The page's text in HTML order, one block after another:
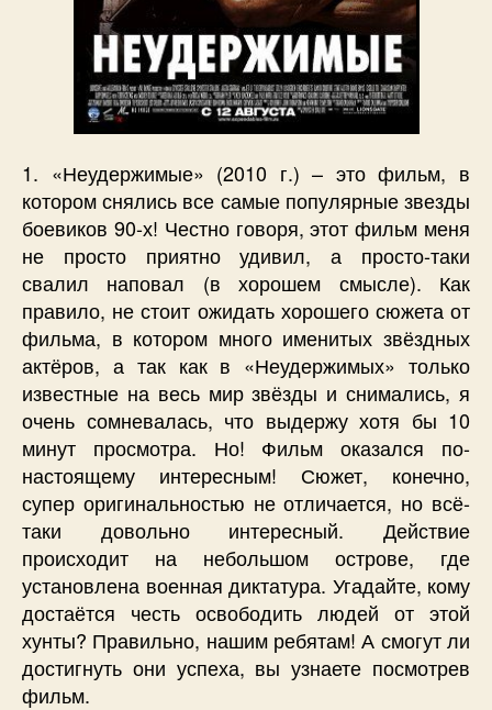
1. «Неудержимые» (2010 г.) – это фильм, в
котором снялись все самые популярные звезды
боевиков 90-х! Честно говоря, этот фильм меня
не просто приятно удивил, а просто-таки
свалил наповал (в хорошем смысле). Как
правило, не стоит ожидать хорошего сюжета от
фильма, в котором много именитых звёздных
актёров, а так как в «Неудержимых» только
известные на весь мир звёзды и снимались, я
очень сомневалась, что выдержу хотя бы 10
минут просмотра. Но! Фильм оказался по-
настоящему интересным! Сюжет, конечно,
супер оригинальностью не отличается, но всё-
таки довольно интересный. Действие
происходит на небольшом острове, где
установлена военная диктатура. Угадайте, кому
достаётся честь освободить людей от этой
хунты? Правильно, нашим ребятам! А смогут ли
достигнуть они успеха, вы узнаете посмотрев
фильм.